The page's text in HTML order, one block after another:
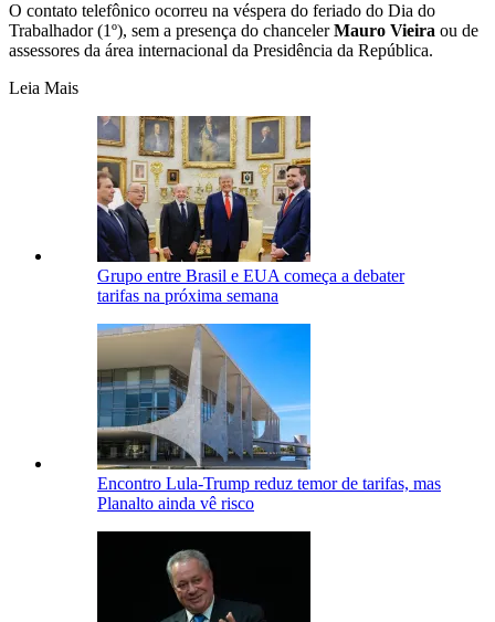
O contato telefônico ocorreu na véspera do feriado do Dia do
Trabalhador (1º), sem a presença do chancelerMauro Vieira ou de
assessores da área internacional da Presidência da República.
Leia Mais
Grupo entre Brasil e EUA começa a debater
tarifas na próxima semana
Encontro Lula-Trump reduz temor de tarifas, mas
Planalto ainda vê risco